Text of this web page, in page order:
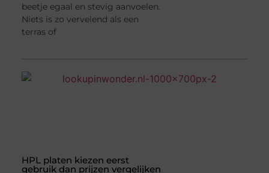
beetje egaal en stevig aanvoelen.
Niets is zo vervelend als een
terras of
HPL platen kiezen eerst
gebruik dan prijzen vergelijken